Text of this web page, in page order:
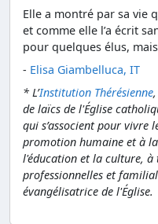
Elle a montré par sa vie
et comme elle l’a écrit
pour quelques élus,
- Elisa Giambelluca, IT
* L’Institution Thérésienne
de laïcs de l'Église
qui s’associent pour
promotion humaine et à
l'éducation et la culture, à
professionnelles et
évangélisatrice de l'Église.